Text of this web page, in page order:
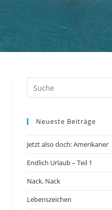
Neueste Beiträge
Jetzt also doch: Amerikaner
Endlich Urlaub – Teil 1
Nack, Nack
Lebenszeichen